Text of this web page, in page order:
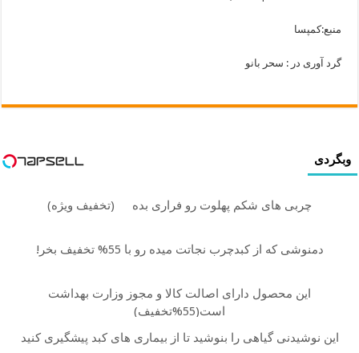
منبع:كمپسا
گرد آوری در : سحر بانو
وبگردی
چربی های شکم پهلوت رو فراری بده (تخفیف ویژه)
دمنوشی که از کبدچرب نجاتت میده رو با 55% تخفیف بخر!
این محصول دارای اصالت کالا و مجوز وزارت بهداشت
است(55%تخفیف)
این نوشیدنی گیاهی را بنوشید تا از بیماری های کبد پیشگیری کنید